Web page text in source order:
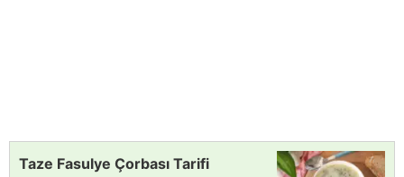
Taze Fasulye Çorbası Tarifi